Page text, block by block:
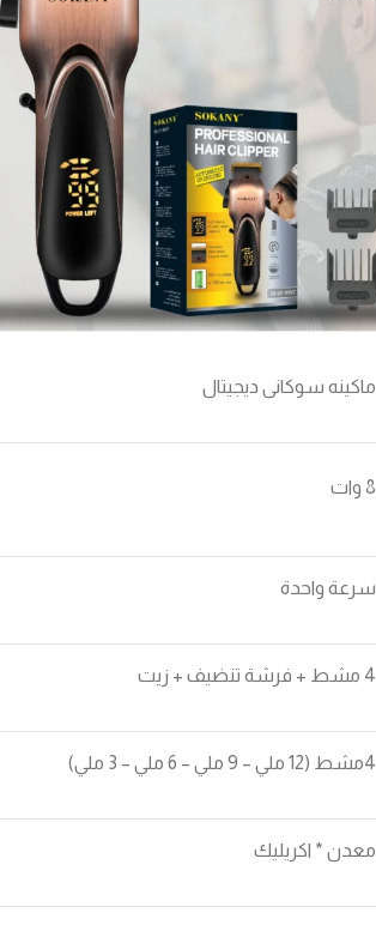
ماكينه سوكانى ديجيتال
8 وات
سرعة واحدة
4 مشط + فرشة تنضيف + زيت
4مشط (12 ملي – 9 ملي – 6 ملي – 3 ملي)
معدن * اكريليك